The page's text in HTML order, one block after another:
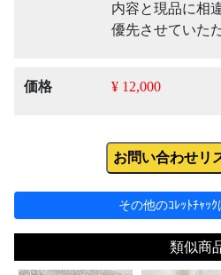
内容と現品に相
優先させていた
価格 ¥ 12,000
お問い合わせリ
その他のｺﾚｯﾄﾁｬｯ
類似商